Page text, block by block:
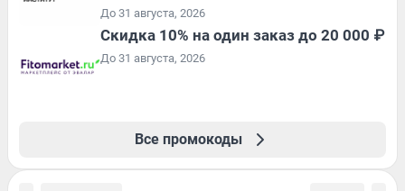
До 31 августа, 2026
Скидка 10% на один заказ до 20 000 ₽
До 31 августа, 2026
Все промокоды